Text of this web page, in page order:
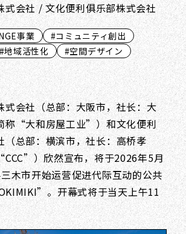
式会社 / 文化便利俱乐部株式会社
事業
#コミュニティ創出
#地域活性化 #空間デザイン
式会社（总部：大阪市，社长：大
称“大和房屋工业”）和文化便利
（总部：横滨市，社长：高桥孝
）欣然宣布，将于2026年5月
木市开始运营促进代际互动的公共
。开幕式将于当天上午11